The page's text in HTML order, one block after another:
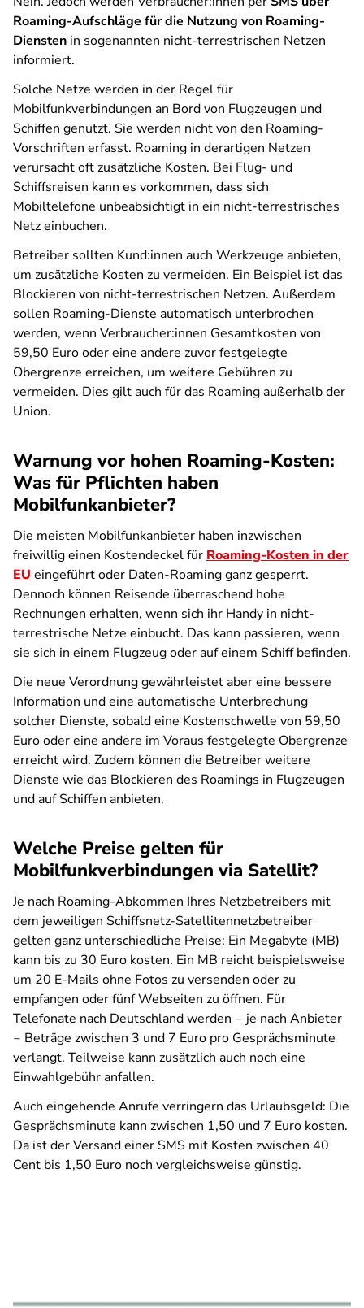
Roaming-Aufschläge für die Nutzung von Roaming-
Diensten in sogenannten nicht-terrestrischen Netzen
informiert.
Solche Netze werden in der Regel für
Mobilfunkverbindungen an Bord von Flugzeugen und
Schiffen genutzt. Sie werden nicht von den Roaming-
Vorschriften erfasst. Roaming in derartigen Netzen
verursacht oft zusätzliche Kosten. Bei Flug- und
Schiffsreisen kann es vorkommen, dass sich
Mobiltelefone unbeabsichtigt in ein nicht-terrestrisches
Netz einbuchen.
Betreiber sollten Kund:innen auch Werkzeuge anbieten,
um zusätzliche Kosten zu vermeiden. Ein Beispiel ist das
Blockieren von nicht-terrestrischen Netzen. Außerdem
sollen Roaming-Dienste automatisch unterbrochen
werden, wenn Verbraucher:innen Gesamtkosten von
59,50 Euro oder eine andere zuvor festgelegte
Obergrenze erreichen, um weitere Gebühren zu
vermeiden. Dies gilt auch für das Roaming außerhalb der
Union.
Warnung vor hohen Roaming-Kosten:
Was für Pflichten haben
Mobilfunkanbieter?
Die meisten Mobilfunkanbieter haben inzwischen
freiwillig einen Kostendeckel für Roaming-Kosten in der
EU eingeführt oder Daten-Roaming ganz gesperrt.
Dennoch können Reisende überraschend hohe
Rechnungen erhalten, wenn sich ihr Handy in nicht-
terrestrische Netze einbucht. Das kann passieren, wenn
sie sich in einem Flugzeug oder auf einem Schiff befinden.
Die neue Verordnung gewährleistet aber eine bessere
Information und eine automatische Unterbrechung
solcher Dienste, sobald eine Kostenschwelle von 59,50
Euro oder eine andere im Voraus festgelegte Obergrenze
erreicht wird. Zudem können die Betreiber weitere
Dienste wie das Blockieren des Roamings in Flugzeugen
und auf Schiffen anbieten.
Welche Preise gelten für
Mobilfunkverbindungen via Satellit?
Je nach Roaming-Abkommen Ihres Netzbetreibers mit
dem jeweiligen Schiffsnetz-Satellitennetzbetreiber
gelten ganz unterschiedliche Preise: Ein Megabyte (MB)
kann bis zu 30 Euro kosten. Ein MB reicht beispielsweise
um 20 E-Mails ohne Fotos zu versenden oder zu
empfangen oder fünf Webseiten zu öffnen. Für
Telefonate nach Deutschland werden ‒ je nach Anbieter
‒ Beträge zwischen 3 und 7 Euro pro Gesprächsminute
verlangt. Teilweise kann zusätzlich auch noch eine
Einwahlgebühr anfallen.
Auch eingehende Anrufe verringern das Urlaubsgeld: Die
Gesprächsminute kann zwischen 1,50 und 7 Euro kosten.
Da ist der Versand einer SMS mit Kosten zwischen 40
Cent bis 1,50 Euro noch vergleichsweise günstig.